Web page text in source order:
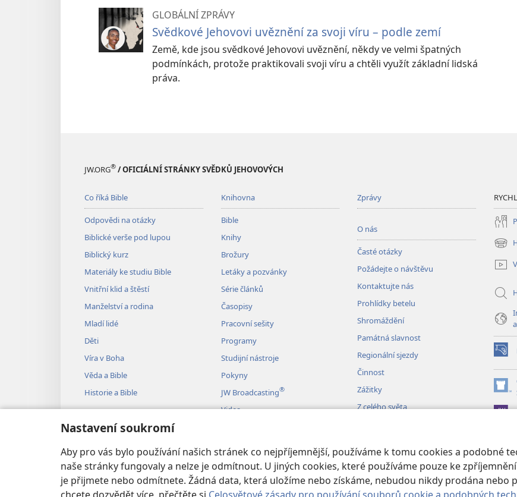
Nastavení soukromí
Aby pro vás bylo používání našich stránek co nejpříjemnější, používáme k tomu cookies a podobné
naše stránky fungovaly a nelze je odmítnout. U jiných cookies, které používáme pouze ke
je přijmete nebo odmítnete. Žádná data, která uložíme nebo získáme, nebudou nikdy prodána nebo
GLOBÁLNÍ ZPRÁVY
Svědkové Jehovovi uvěznění za svoji víru – podle zemí
Země, kde jsou svědkové Jehovovi uvěznění, někdy ve velmi špatných
podmínkách, protože praktikovali svoji víru a chtěli využít základní lidská
práva.
JW.ORG® / OFICIÁLNÍ STRÁNKY SVĚDKŮ JEHOVOVÝCH
Co říká Bible
Odpovědi na otázky
Biblické verše pod lupou
Biblický kurz
Materiály ke studiu Bible
Vnitřní klid a štěstí
Manželství a rodina
Mladí lidé
Děti
Víra v Boha
Věda a Bible
Historie a Bible
Knihovna
Bible
Knihy
Brožury
Letáky a pozvánky
Série článků
Časopisy
Pracovní sešity
Programy
Studijní nástroje
Pokyny
JW Broadcasting®
Videa
Dramatizované čtení Bible
Zprávy
O nás
Časté otázky
Požádejte o návštěvu
Kontaktujte nás
Prohlídky betelu
Shromáždění
Památná slavnost
Regionální sjezdy
Činnost
Zážitky
Z celého světa
nové
okno)
nové
okno)
nové